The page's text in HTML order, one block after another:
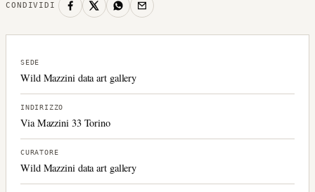
CONDIVIDI
SEDE
Wild Mazzini data art gallery
INDIRIZZO
Via Mazzini 33 Torino
CURATORE
Wild Mazzini data art gallery